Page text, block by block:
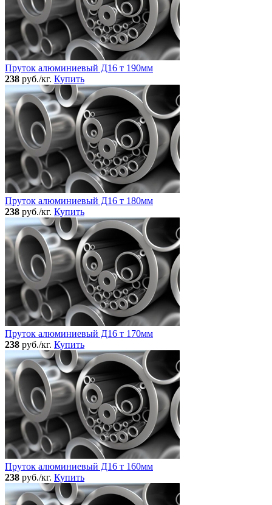
Пруток алюминиевый Д16 т 190мм
238 руб./кг. Купить
Пруток алюминиевый Д16 т 180мм
238 руб./кг. Купить
Пруток алюминиевый Д16 т 170мм
238 руб./кг. Купить
Пруток алюминиевый Д16 т 160мм
238 руб./кг. Купить